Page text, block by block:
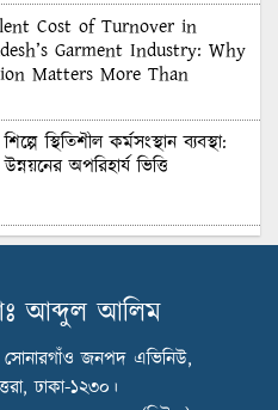
Cost of Turnover in
Garment Industry: Why
Matters More Than
স্থিতিশীল কর্মসংস্থান ব্যবস্থা:
অপরিহার্য ভিত্তি
ভাঙার সুযোগ: মার্কিন বাজারে
Excellence: Texstream
Ltd. Rewards Best Workers–
আব্দুল আলিম
জনপদ এভিনিউ,
ঢাকা-১২৩০।